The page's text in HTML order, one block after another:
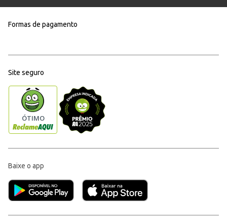
Formas de pagamento
Site seguro
Baixe o app